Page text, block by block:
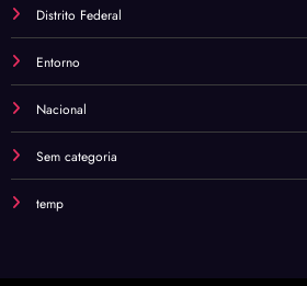
Distrito Federal
Entorno
Nacional
Sem categoria
temp